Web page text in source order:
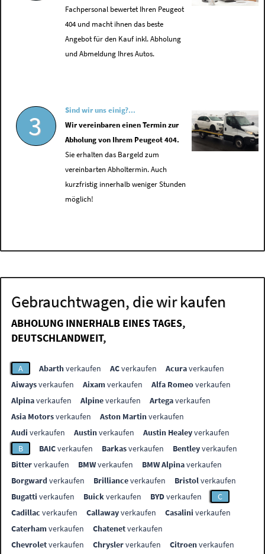
Fachpersonal bewertet Ihren Peugeot
404 und macht ihnen das beste
Angebot für den Kauf inkl. Abholung
und Abmeldung Ihres Autos.
3
Sind wir uns einig?...
Wir vereinbaren einen Termin zur
Abholung von Ihrem Peugeot 404.
Sie erhalten das Bargeld zum
vereinbarten Abholtermin. Auch
kurzfristig innerhalb weniger Stunden
möglich!
Gebrauchtwagen, die wir kaufen
ABHOLUNG INNERHALB EINES TAGES,
DEUTSCHLANDWEIT,
A Abarthverkaufen ACverkaufen Acuraverkaufen
Aiwaysverkaufen Aixamverkaufen Alfa Romeoverkaufen
Alpinaverkaufen Alpineverkaufen Artegaverkaufen
Asia Motorsverkaufen Aston Martinverkaufen
Audi verkaufen Austinverkaufen Austin Healeyverkaufen
B
BAICverkaufen Barkasverkaufen Bentleyverkaufen
Bitterverkaufen BMWverkaufen BMW Alpinaverkaufen
Borgwardverkaufen Brillianceverkaufen Bristolverkaufen
Bugatti verkaufen Buickverkaufen BYDverkaufen
C
Cadillac verkaufen Callawayverkaufen Casalini verkaufen
Caterhamverkaufen Chatenetverkaufen
Chevroletverkaufen Chryslerverkaufen Citroenverkaufen